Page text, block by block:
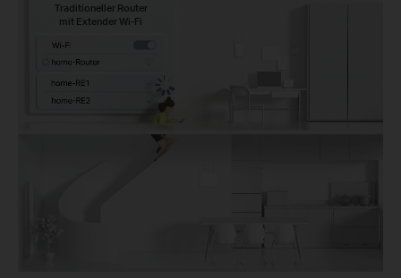
Traditioneller Router
mit Extender Wi-Fi